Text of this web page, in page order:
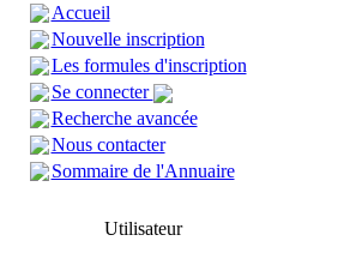
Accueil
Nouvelle inscription
Les formules d'inscription
Se connecter
Recherche avancée
Nous contacter
Sommaire de l'Annuaire
Utilisateur